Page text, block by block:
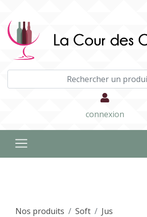
connexion
Nos produits Soft Jus